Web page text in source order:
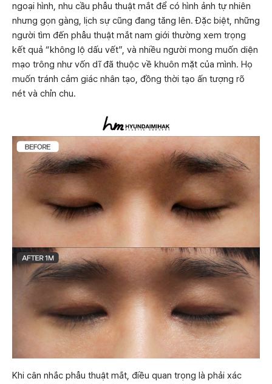
ngoại hình, nhu cầu phẫu thuật mắt để có hình ảnh tự nhiên
nhưng gọn gàng, lịch sự cũng đang tăng lên. Đặc biệt, những
người tìm đến phẫu thuật mắt nam giới thường xem trọng
kết quả “không lộ dấu vết”, và nhiều người mong muốn diện
mạo trông như vốn dĩ đã thuộc về khuôn mặt của mình. Họ
muốn tránh cảm giác nhân tạo, đồng thời tạo ấn tượng rõ
nét và chỉn chu.
Khi cân nhắc phẫu thuật mắt, điều quan trọng là phải xác